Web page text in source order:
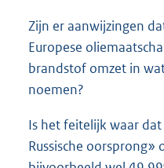
Zijn er aanwijzingen
Europese
brandstof omzet in
noemen?
Is het feitelijk waar
Russische